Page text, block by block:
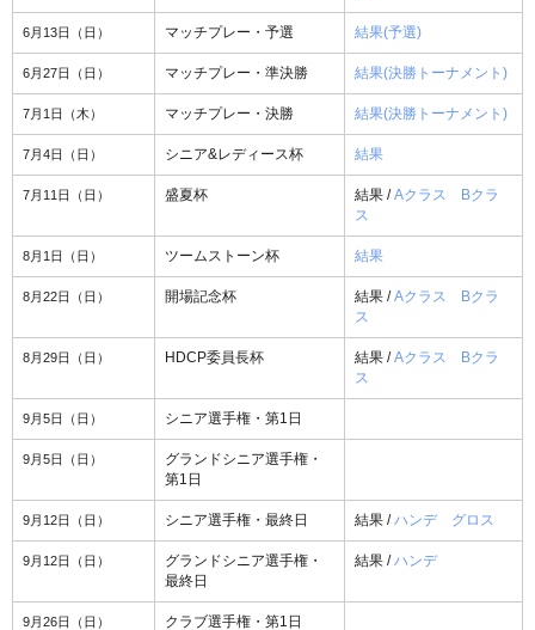
6月13日（日） マッチプレー・予選 結果(予選)
6月27日（日） マッチプレー・準決勝 結果(決勝トーナメント)
7月1日（木） マッチプレー・決勝 結果(決勝トーナメント)
7月4日（日） シニア&レディース杯 結果
7月11日（日） 盛夏杯 結果 /Aクラス
Bクラ
ス
8月1日（日） ツームストーン杯 結果
8月22日（日） 開場記念杯 結果 /Aクラス
Bクラ
ス
8月29日（日） HDCP委員長杯 結果 /Aクラス
Bクラ
ス
9月5日（日） シニア選手権・第1日
9月5日（日）
グランドシニア選手権・
第1日
9月12日（日） シニア選手権・最終日 結果 /ハンデ グロス
9月12日（日）
グランドシニア選手権・
最終日
結果 /ハンデ
9月26日（日） クラブ選手権・第1日